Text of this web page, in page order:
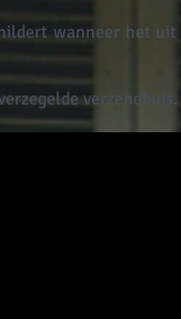
wanneer het